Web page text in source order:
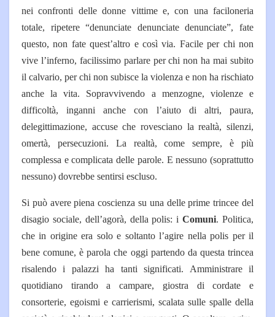
nei confronti delle donne vittime e, con una faciloneria
totale, ripetere “denunciate denunciate denunciate”, fate
questo, non fate quest’altro e così via. Facile per chi non
vive l’inferno, facilissimo parlare per chi non ha mai subito
il calvario, per chi non subisce la violenza e non ha rischiato
anche la vita. Sopravvivendo a menzogne, violenze e
difficoltà, inganni anche con l’aiuto di altri, paura,
delegittimazione, accuse che rovesciano la realtà, silenzi,
omertà, persecuzioni. La realtà, come sempre, è più
complessa e complicata delle parole. E nessuno (soprattutto
nessuno) dovrebbe sentirsi escluso.
Si può avere piena coscienza su una delle prime trincee del
disagio sociale, dell’agorà, della polis: iComuni. Politica,
che in origine era solo e soltanto l’agire nella polis per il
bene comune, è parola che oggi partendo da questa trincea
risalendo i palazzi ha tanti significati. Amministrare il
quotidiano tirando a campare, giostra di cordate e
consorterie, egoismi e carrierismi, scalata sulle spalle della